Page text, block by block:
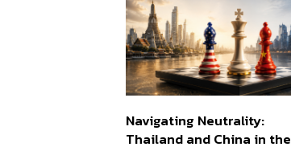
อินโดนีเซีย
Navigating Neutrality:
Thailand and China in the